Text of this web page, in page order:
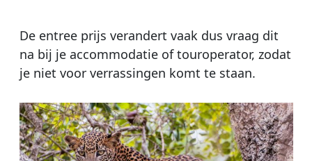
De entree prijs verandert vaak dus vraag dit
na bij je accommodatie of touroperator, zodat
je niet voor verrassingen komt te staan.